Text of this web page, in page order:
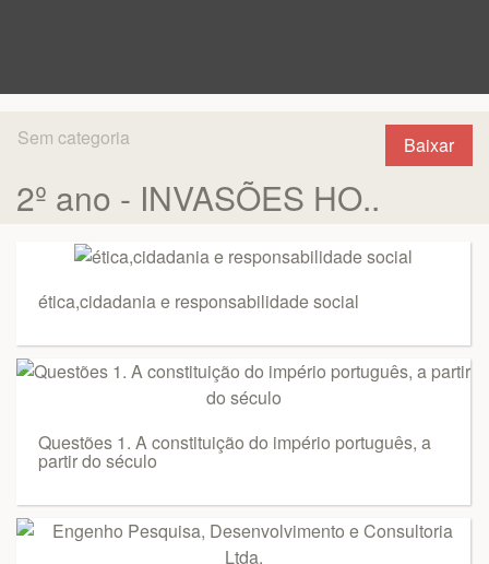
Baixar
Sem categoria
2º ano - INVASÕES HO..
ética,cidadania e responsabilidade social
Questões 1. A constituição do império português, a
partir do século